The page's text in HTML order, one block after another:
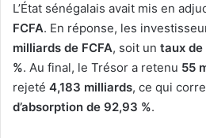
L’État sénégalais avait mis en
FCFA. En réponse, les
milliards de FCFA, soit un taux de
%. Au final, le Trésor a retenu 55
rejeté 4,183 milliards, ce qui
d’absorption de 92,93 %.